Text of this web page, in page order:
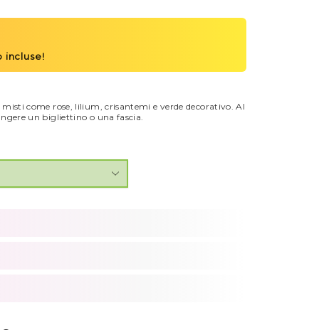
come rose, lilium, crisantemi e verde decorativo. Al
un bigliettino o una fascia.